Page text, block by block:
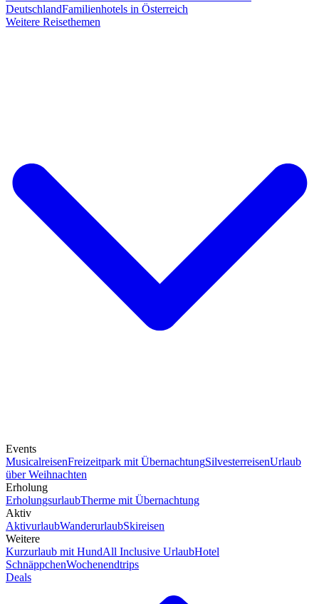
DeutschlandFamilienhotels in Österreich
Weitere Reisethemen
Events
MusicalreisenFreizeitpark mit ÜbernachtungSilvesterreisenUrlaub
über Weihnachten
Erholung
ErholungsurlaubTherme mit Übernachtung
Aktiv
AktivurlaubWanderurlaubSkireisen
Weitere
Kurzurlaub mit HundAll Inclusive UrlaubHotel
SchnäppchenWochenendtrips
Deals